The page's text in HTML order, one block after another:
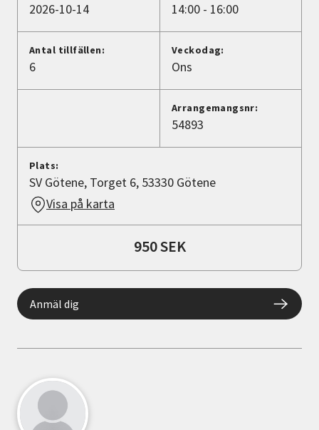
Avdelningar
Lyssna
2026-10-14 14:00 - 16:00
Antal tillfällen:
6
Veckodag:
Ons
Arrangemangsnr:
54893
Plats:
SV Götene, Torget 6, 53330 Götene
Visa på karta
950 SEK
Anmäl dig